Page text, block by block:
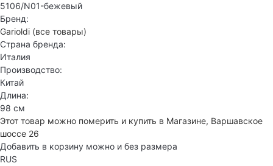
5106/N01-бежевый
Бренд:
Garioldi (все товары)
Страна бренда:
Италия
Производство:
Китай
Длина:
98 см
Этот товар можно померить и купить в Магазине, Варшавское
шоссе 26
Добавить в корзину можно и без размера
RUS